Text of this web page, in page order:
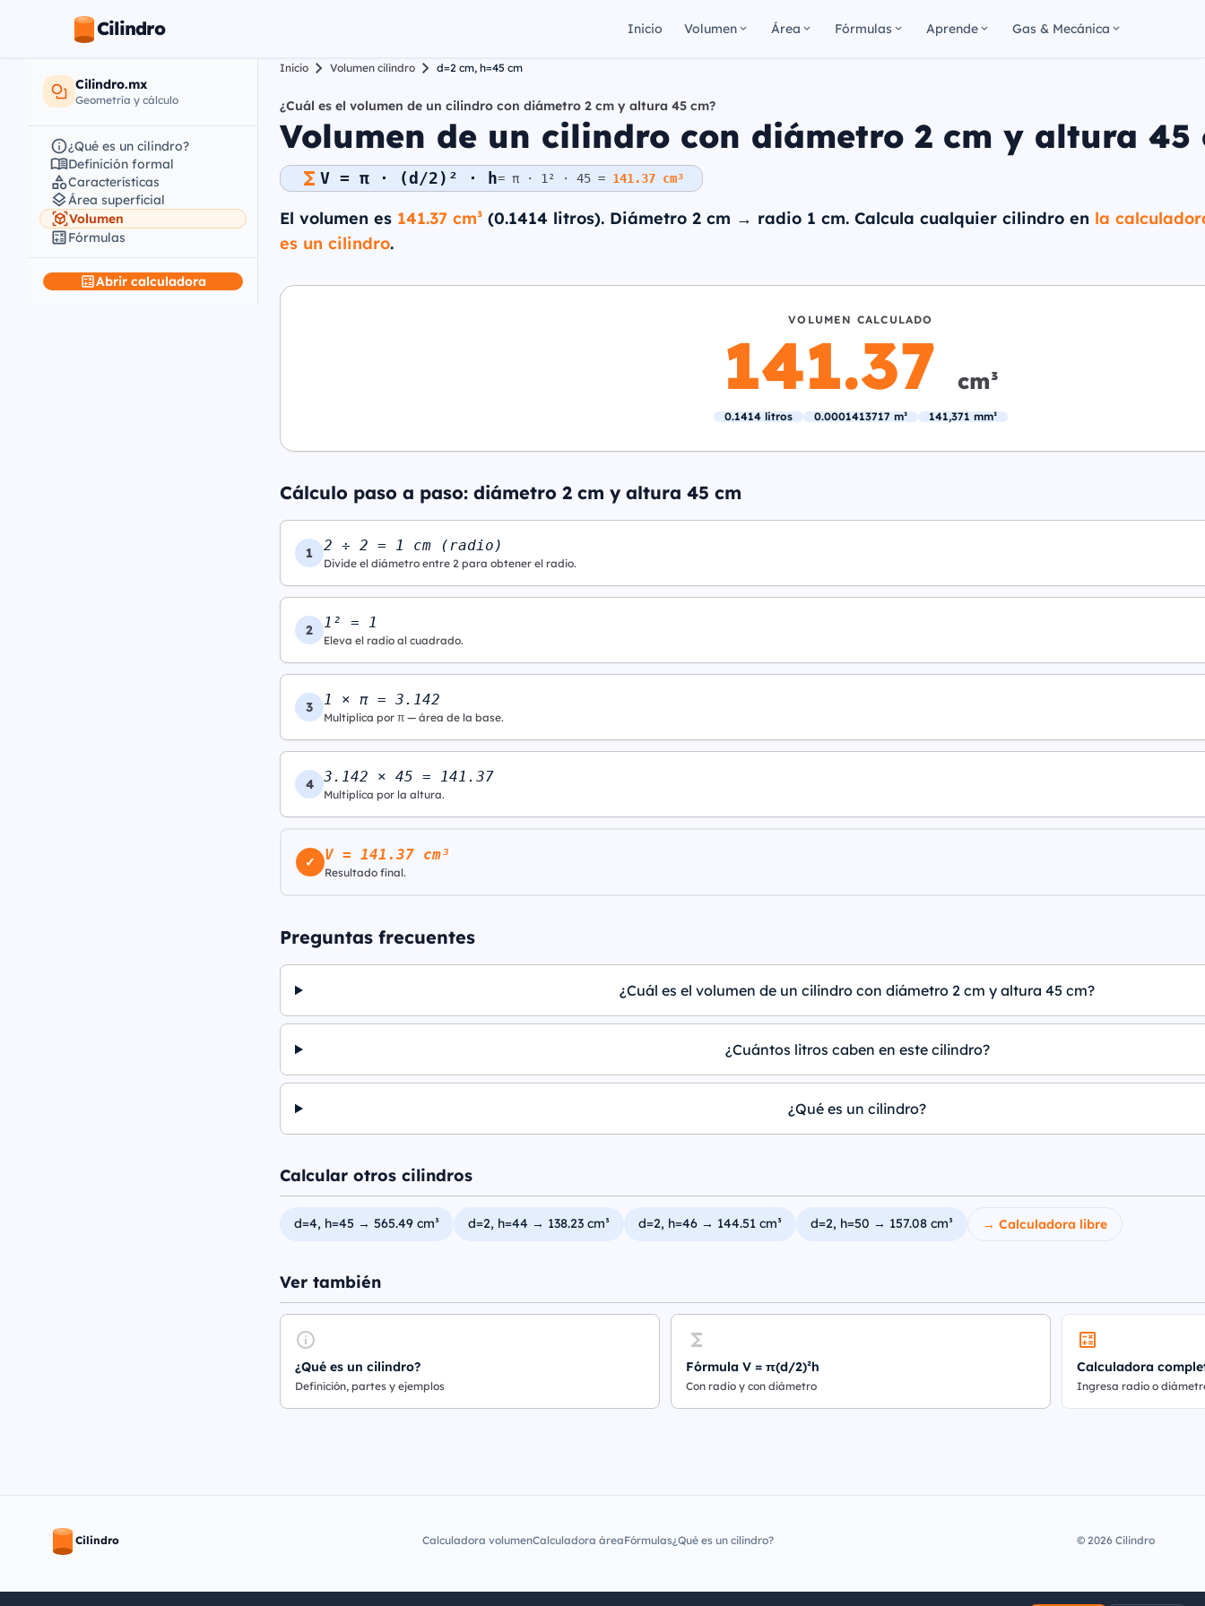
Cilindro Inicio Volumen Área Fórmulas Aprende Gas & Mecánica
Cilindro.mx
Geometría y cálculo
¿Qué es un cilindro?
Definición formal
Características
Área superficial
Volumen
Fórmulas
Abrir calculadora
Inicio Volumen cilindro d=2 cm, h=45 cm
¿Cuál es el volumen de un cilindro con diámetro 2 cm y altura 45 cm?
Volumen de un cilindro con diámetro 2 cm y altura 45
V = π · (d/2)² · h= π · 1² · 45 = 141.37 cm³
El volumen es 141.37 cm³ (0.1414 litros). Diámetro 2 cm → radio 1 cm. Calcula cualquier cilindro en la
es un cilindro.
VOLUMEN CALCULADO
141.37 cm³
0.1414 litros 0.0001413717 m³ 141,371 mm³
Cálculo paso a paso: diámetro 2 cm y altura 45 cm
1 2 ÷ 2 = 1 cm (radio)
Divide el diámetro entre 2 para obtener el radio.
2 1² = 1
Eleva el radio al cuadrado.
3 1 × π = 3.142
Multiplica por π — área de la base.
4 3.142 × 45 = 141.37
Multiplica por la altura.
✓ V = 141.37 cm³
Resultado final.
Preguntas frecuentes
¿Cuál es el volumen de un cilindro con diámetro 2 cm y altura 45 cm?
¿Cuántos litros caben en este cilindro?
¿Qué es un cilindro?
Calcular otros cilindros
d=4, h=45 → 565.49 cm³ d=2, h=44 → 138.23 cm³ d=2, h=46 → 144.51 cm³ d=2, h=50 → 157.08 cm³ → Calculadora libre
Ver también
¿Qué es un cilindro?
Definición, partes y ejemplos
Fórmula V = π(d/2)²h
Con radio y con diámetro
Calculadora
Ingresa radio o
Cilindro Calculadora volumenCalculadora áreaFórmulas¿Qué es un cilindro? © 2026 Cilindro